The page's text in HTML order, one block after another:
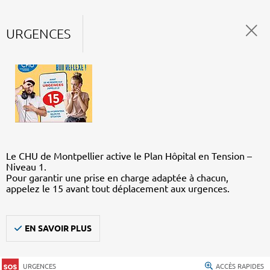
URGENCES
Le CHU de Montpellier active le Plan Hôpital en Tension –
Niveau 1.
Pour garantir une prise en charge adaptée à chacun,
appelez le 15 avant tout déplacement aux urgences.
EN SAVOIR PLUS
URGENCES ACCÈS RAPIDES